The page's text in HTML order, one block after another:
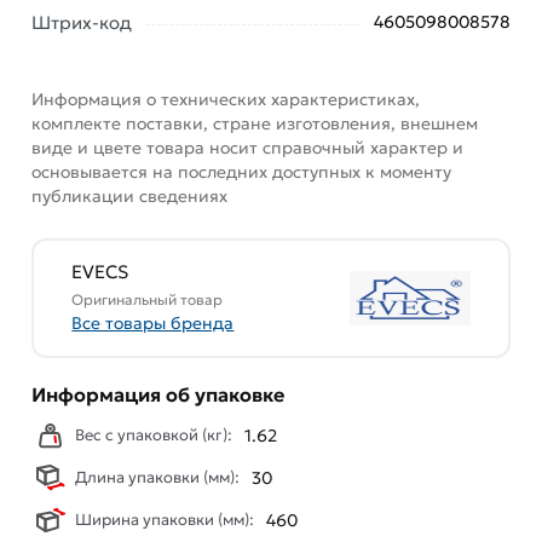
Данний товар от производителя
сертифицирован,
обязательно).
Штрих-код 4605098008578
Информация о технических характеристиках,
комплекте поставки, стране изготовления, внешнем
виде и цвете товара носит справочный характер и
основывается на последних доступных к моменту
публикации сведениях
EVECS
Оригинальный товар
Все товары бренда
Информация об упаковке
Вес с упаковкой (кг): 1.62
Длина упаковки (мм): 30
Ширина упаковки (мм): 460